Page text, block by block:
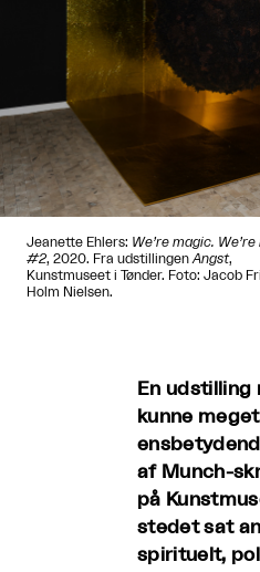
Jeanette Ehlers: We’re magic. We’re
#2, 2020. Fra udstillingen Angst,
Kunstmuseet i Tønder. Foto: Jacob
Holm Nielsen.
En
kunne
af Munch-
på
stedet sat
spirituelt,